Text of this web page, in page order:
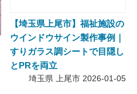
【埼玉県上尾市】福祉施設の
ウインドウサイン製作事例｜
すりガラス調シートで目隠し
とPRを両立
埼玉県 上尾市 2026-01-05